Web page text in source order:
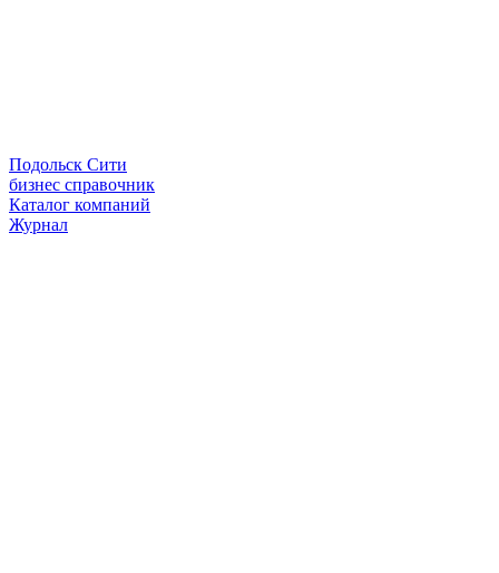
Подольск Сити
бизнес справочник
Каталог компаний
Журнал